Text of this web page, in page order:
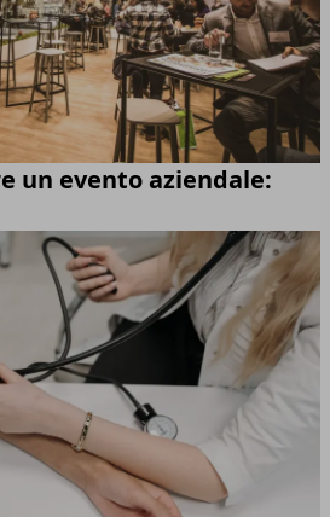
un evento aziendale: